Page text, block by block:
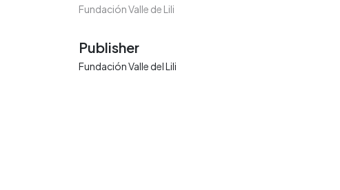
Fundación Valle de Lili
Publisher
Fundación Valle del Lili